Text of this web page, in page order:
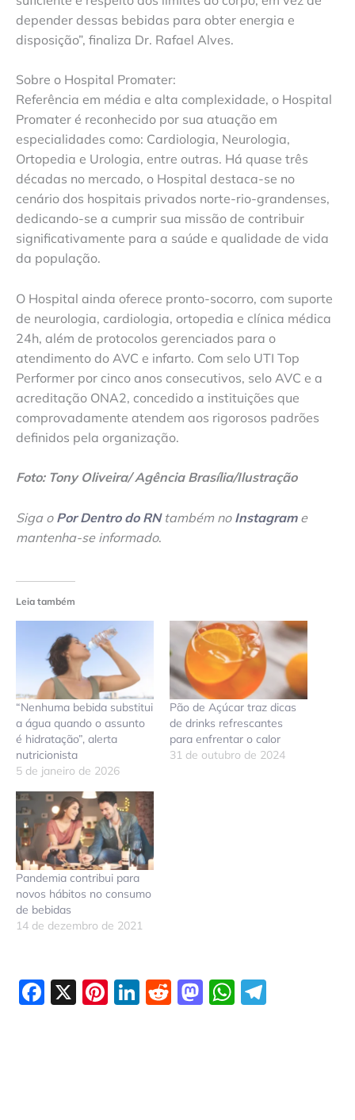
depender dessas bebidas para obter energia e
disposição”, finaliza Dr. Rafael Alves.
Sobre o Hospital Promater:
Referência em média e alta complexidade, o Hospital
Promater é reconhecido por sua atuação em
especialidades como: Cardiologia, Neurologia,
Ortopedia e Urologia, entre outras. Há quase três
décadas no mercado, o Hospital destaca-se no
cenário dos hospitais privados norte-rio-grandenses,
dedicando-se a cumprir sua missão de contribuir
significativamente para a saúde e qualidade de vida
da população.
O Hospital ainda oferece pronto-socorro, com suporte
de neurologia, cardiologia, ortopedia e clínica médica
24h, além de protocolos gerenciados para o
atendimento do AVC e infarto. Com selo UTI Top
Performer por cinco anos consecutivos, selo AVC e a
acreditação ONA2, concedido a instituições que
comprovadamente atendem aos rigorosos padrões
definidos pela organização.
Foto: Tony Oliveira/ Agência Brasília/Ilustração
Siga o Por Dentro do RNtambém no Instagrame
mantenha-se informado.
Leia também
“Nenhuma bebida substitui
a água quando o assunto
é hidratação”, alerta
nutricionista
5 de janeiro de 2026
Pão de Açúcar traz dicas
de drinks refrescantes
para enfrentar o calor
31 de outubro de 2024
Pandemia contribui para
novos hábitos no consumo
de bebidas
14 de dezembro de 2021
Facebook
X Pinterest
LinkedIn
Reddit
Mastodon